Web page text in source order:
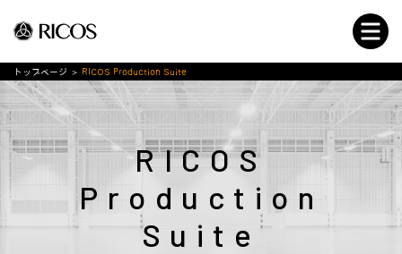
トップページ > RICOS Production Suite
RICOS
Production
Suite